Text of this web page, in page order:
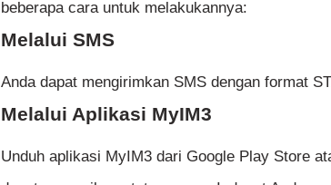
beberapa cara untuk melakukannya:
Melalui SMS
Anda dapat mengirimkan SMS dengan format
Melalui Aplikasi MyIM3
Unduh aplikasi MyIM3 dari Google Play Store